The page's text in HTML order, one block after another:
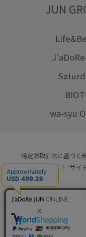
JUN
wa-syu
特定商取引法に基づく
ご利用規約
サイ
© JUN
店舗在庫
をみる